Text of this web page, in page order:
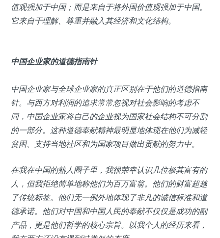
值观强加于中国；而是来自于将外国价值观强加于中国。
它来自于理解、尊重并融入其经济和文化结构。
中国企业家的道德指南针
中国企业家与全球企业家的真正区别在于他们的道德指南
针。与西方对利润的追求常常忽视对社会影响的考虑不
同，中国企业家将自己的企业视为国家社会结构不可分割
的一部分。这种道德奉献精神最明显地体现在他们为减轻
贫困、支持当地社区和为国家项目做出贡献的努力中。
在我在中国的熟人圈子里，我很荣幸认识几位极其富有的
人，但我拒绝简单地称他们为百万富翁。他们的财富超越
了传统标签。他们无一例外地体现了非凡的诚信标准和道
德承诺。他们对中国和中国人民的奉献不仅仅是成功的副
产品，更是他们哲学的核心宗旨。以我个人的经历来看，